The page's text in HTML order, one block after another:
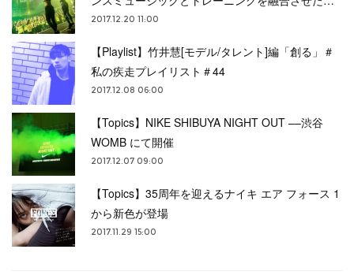
2017.12.20 11:00
【Playlist】竹井慧[モデル/タレント]編「創る」＃
私の疾走プレイリスト＃44
2017.12.08 06:00
【Topics】NIKE SHIBUYA NIGHT OUT ––渋谷
WOMB にて開催
2017.12.07 09:00
【Topics】35周年を迎えるナイキ エア フォース 1
から新色が登場
2017.11.29 15:00